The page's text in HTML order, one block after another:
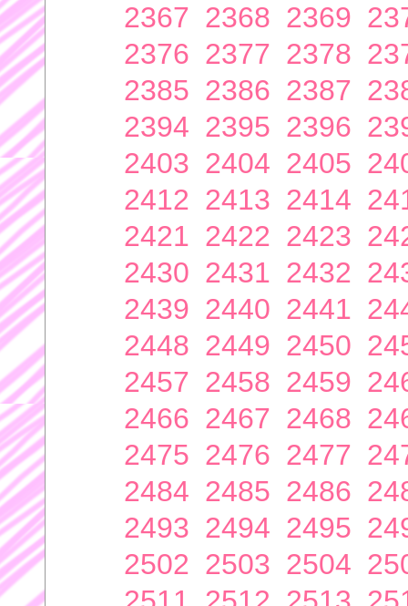
2367 2368 2369
2376 2377 2378
2385 2386 2387
2394 2395 2396
2403 2404 2405
2412 2413 2414
2421 2422 2423
2430 2431 2432
2439 2440 2441
2448 2449 2450
2457 2458 2459
2466 2467 2468
2475 2476 2477
2484 2485 2486
2493 2494 2495
2502 2503 2504